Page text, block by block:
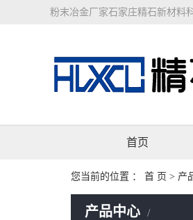
粉末冶金厂家石家庄精石新材料
首页
您当前的位置 ： 首 页 > 产
产品中心